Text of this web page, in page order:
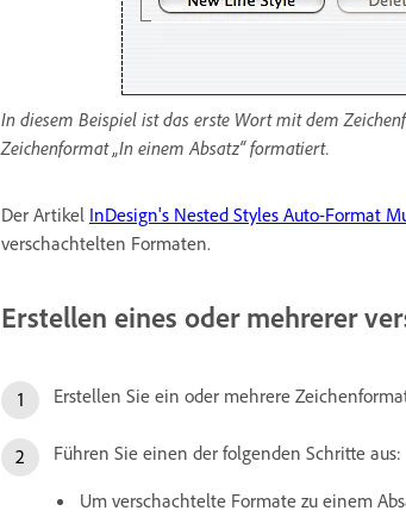
In diesem Beispiel ist das erste Wort mit dem
Zeichenformat „In einem Absatz“ formatiert.
Der Artikel InDesign's Nested Styles Auto-Format
verschachtelten Formaten.
Erstellen eines oder mehrerer
Erstellen Sie ein oder mehrere
Führen Sie einen der folgenden Schritte aus:
Um verschachtelte Formate zu einem